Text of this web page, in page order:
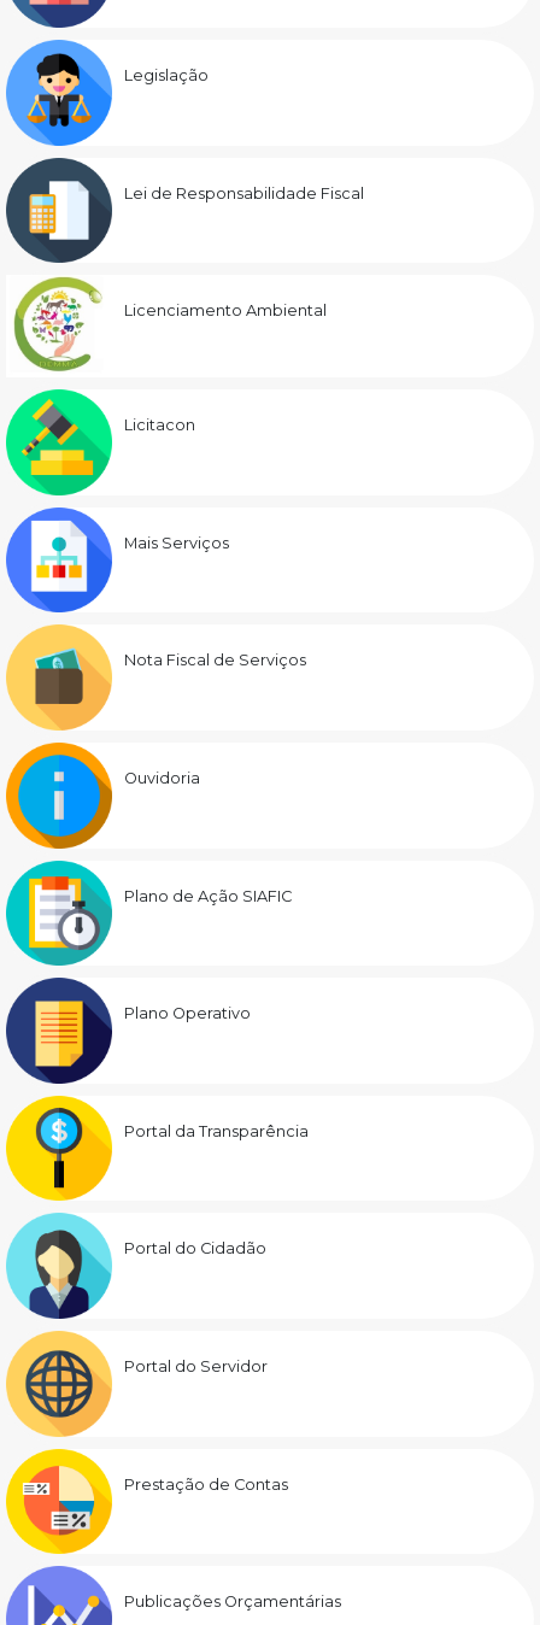
Legislação
Lei de Responsabilidade Fiscal
Licenciamento Ambiental
Licitacon
Mais Serviços
Nota Fiscal de Serviços
Ouvidoria
Plano de Ação SIAFIC
Plano Operativo
Portal da Transparência
Portal do Cidadão
Portal do Servidor
Prestação de Contas
Publicações Orçamentárias